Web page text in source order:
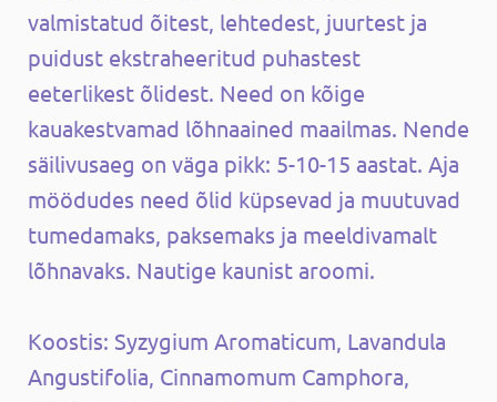
valmistatud õitest, lehtedest, juurtest ja
puidust ekstraheeritud puhastest
eeterlikest õlidest. Need on kõige
kauakestvamad lõhnaained maailmas. Nende
säilivusaeg on väga pikk: 5-10-15 aastat. Aja
möödudes need õlid küpsevad ja muutuvad
tumedamaks, paksemaks ja meeldivamalt
lõhnavaks. Nautige kaunist aroomi.
Koostis: Syzygium Aromaticum, Lavandula
Angustifolia, Cinnamomum Camphora,